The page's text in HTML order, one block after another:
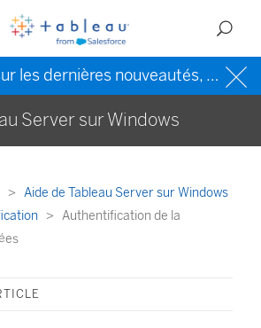
Pour s’informer sur les dernières nouveautés, veuillez consulter l’
Server sur Windows
Aide de Tableau Server sur Windows
Authentification de la